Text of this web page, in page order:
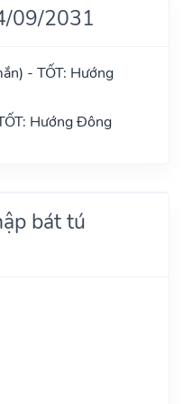
09/2031
- TỐT: Hướng
Hướng Đông
bát tú